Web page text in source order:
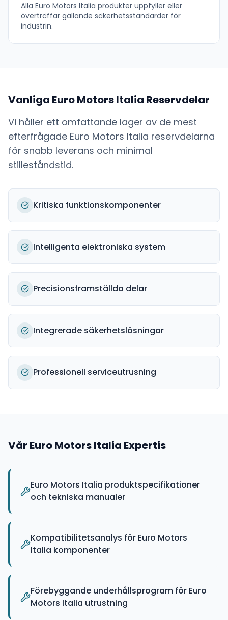
Alla Euro Motors Italia produkter uppfyller eller
överträffar gällande säkerhetsstandarder för
industrin.
Vanliga Euro Motors Italia Reservdelar
Vi håller ett omfattande lager av de mest
efterfrågade Euro Motors Italia reservdelarna
för snabb leverans och minimal
stilleståndstid.
Kritiska funktionskomponenter
Intelligenta elektroniska system
Precisionsframställda delar
Integrerade säkerhetslösningar
Professionell serviceutrusning
Vår Euro Motors Italia Expertis
Euro Motors Italia produktspecifikationer
och tekniska manualer
Kompatibilitetsanalys för Euro Motors
Italia komponenter
Förebyggande underhållsprogram för Euro
Motors Italia utrustning